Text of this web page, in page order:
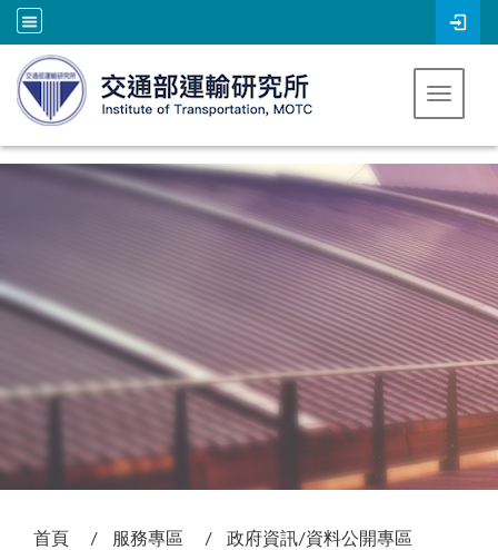
跳到主要內容
Toggle
首頁 服務專區
政府資訊/資料公開專區